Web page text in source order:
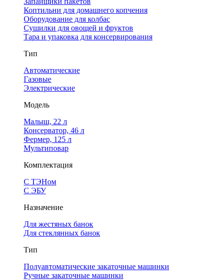
Коптильни для домашнего копчения
Оборудование для колбас
Сушилки для овощей и фруктов
Тара и упаковка для консервирования
Тип
Автоматические
Газовые
Электрические
Модель
Малыш, 22 л
Консерватор, 46 л
Фермер, 125 л
Мультиповар
Комплектация
С ТЭНом
С ЭБУ
Назначение
Для жестяных банок
Для стеклянных банок
Тип
Полуавтоматические закаточные машинки
Ручные закаточные машинки